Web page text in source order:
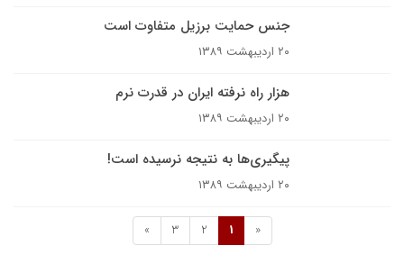
جنس حمایت برزیل متفاوت است
۲۰ اردیبهشت ۱۳۸۹
هزار راه نرفته ایران در قدرت نرم
۲۰ اردیبهشت ۱۳۸۹
پیگیری‌ها به نتیجه نرسیده است!
۲۰ اردیبهشت ۱۳۸۹
«
1
2
3
»